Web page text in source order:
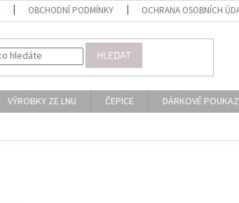
OBCHODNÍ PODMÍNKY OCHRANA OSOBNÍCH
HLEDAT
VÝROBKY ZE LNU ČEPICE DÁRKOVÉ